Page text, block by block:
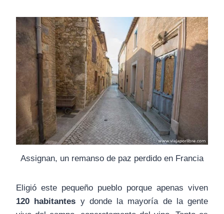
Assignan, un remanso de paz perdido en Francia
Eligió este pequeño pueblo porque apenas viven
120 habitantes y donde la mayoría de la gente